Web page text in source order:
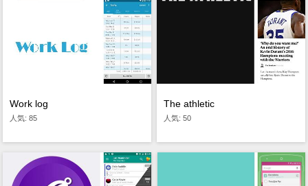
Work log
人気: 85
The athletic
人気: 50